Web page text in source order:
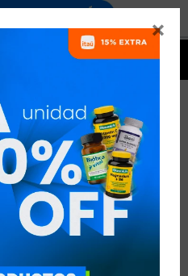

PROHIBIDO
LAS ENTRADAS
Otros temas de interés